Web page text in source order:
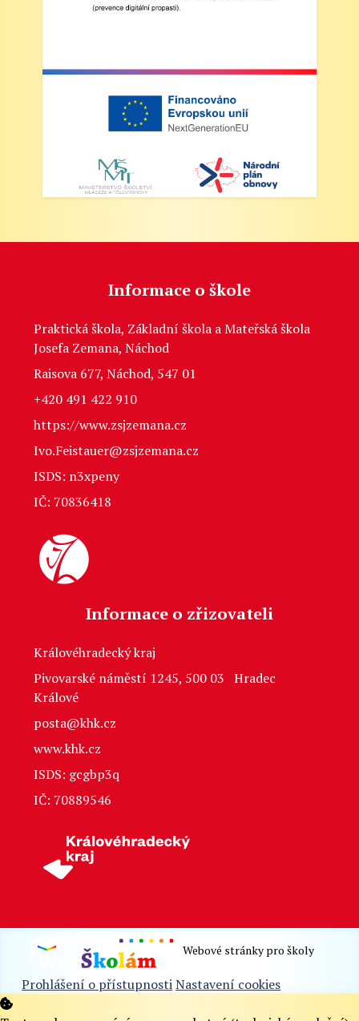
Informace o škole
Praktická škola, Základní škola a Mateřská škola
Josefa Zemana, Náchod
Raisova 677, Náchod, 547 01
+420 491 422 910
https://www.zsjzemana.cz
Ivo.Feistauer@zsjzemana.cz
ISDS: n3xpeny
IČ: 70836418
Informace o zřizovateli
Královéhradecký kraj
Pivovarské náměstí 1245, 500 03 Hradec
Králové
posta@khk.cz
www.khk.cz
ISDS: gcgbp3q
IČ: 70889546
Webové stránky pro školy
Prohlášení o přístupnostiNastavení cookies